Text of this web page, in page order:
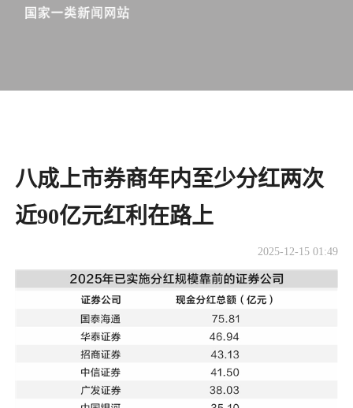
八成上市券商年内至少分红两次
近90亿元红利在路上
2025-12-15 01:49